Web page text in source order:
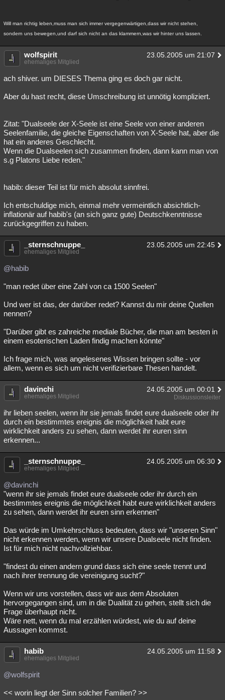
Will man richtig leben,muss man sich immer vergegenwärtigen,dass wir nicht stehen,
sondern uns bewegen,und darf sich nicht an das klammern,was wir hinter uns lassen.
wolfspirit 23.05.2005 um 21:07
ehemaliges Mitglied
ach shiver. um DIESES Thema ging es doch gar nicht.
Aber du hast recht, diese Umschreibung ist unnötig kompliziert.
Zitat: "Dualseele der X-Seele ist eine Seele von einer anderen
Seelenfamilie, die gleiche Eigenschaften von X-Seele hat, aber die
hat ein anderes Geschlecht.
Wenn die Dualseelen sich zusammen finden, dann kann man von
s.g Platons Liebe reden."
habib: dieser Teil ist für mich absolut sinnfrei.
Ich entschuldige mich, einmal mehr vermeintlich absichtlich-
inflationär auf habib's (an sich ganz gute) Deutschkenntnisse
zurückgegriffen zu haben.
_sternschnuppe_ 23.05.2005 um 22:45
ehemaliges Mitglied
@habib
"man redet über eine Zahl von ca 1500 Seelen"
Und wer ist das, der darüber redet? Kannst du mir deine Quellen
nennen?
"Darüber gibt es zahreiche mediale Bücher, die man am besten in
einem esoterischen Laden findig machen könnte"
Ich frage mich, was angelesenes Wissen bringen sollte - vor
allem, wenn es sich um nicht verifizierbare Thesen handelt.
davinchi 24.05.2005 um 00:01
ehemaliges Mitglied Diskussionsleiter
ihr lieben seelen, wenn ihr sie jemals findet eure dualseele oder ihr
durch ein bestimmtes ereignis die möglichkeit habt eure
wirklichkeit anders zu sehen, dann werdet ihr euren sinn
erkennen...
_sternschnuppe_ 24.05.2005 um 06:30
ehemaliges Mitglied
@davinchi
"wenn ihr sie jemals findet eure dualseele oder ihr durch ein
bestimmtes ereignis die möglichkeit habt eure wirklichkeit anders
zu sehen, dann werdet ihr euren sinn erkennen"
Das würde im Umkehrschluss bedeuten, dass wir "unseren Sinn"
nicht erkennen werden, wenn wir unsere Dualseele nicht finden.
Ist für mich nicht nachvollziehbar.
"findest du einen andern grund dass sich eine seele trennt und
nach ihrer trennung die vereinigung sucht?"
Wenn wir uns vorstellen, dass wir aus dem Absoluten
hervorgegangen sind, um in die Dualität zu gehen, stellt sich die
Frage überhaupt nicht.
Wäre nett, wenn du mal erzählen würdest, wie du auf deine
Aussagen kommst.
habib 24.05.2005 um 11:58
ehemaliges Mitglied
@wolfspirit
<< worin liegt der Sinn solcher Familien? >>